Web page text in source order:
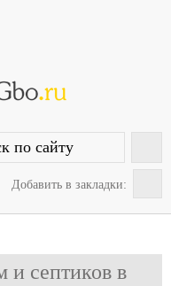
Добавить в закладки:
и септиков в